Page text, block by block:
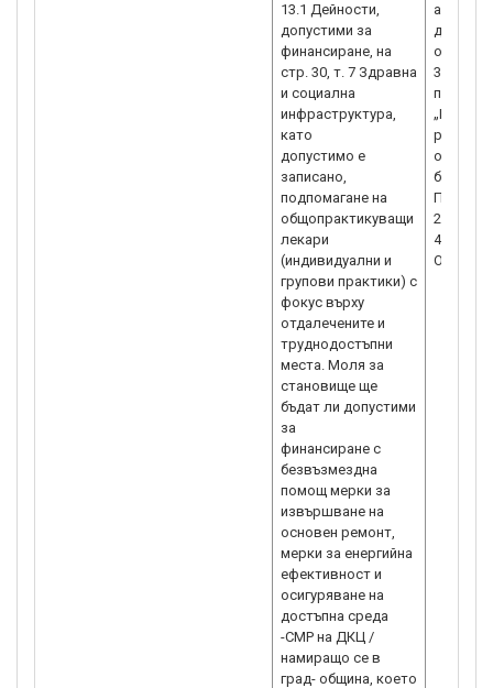
13.1 Дейности,
допустими за
финансиране, на
стр. 30, т. 7 Здравна
и социална
инфраструктура,
като
допустимо е
записано,
подпомагане на
общопрактикуващи
лекари
(индивидуални и
групови практики) с
фокус върху
отдалечените и
труднодостъпни
места. Моля за
становище ще
бъдат ли допустими
за
финансиране с
безвъзмездна
помощ мерки за
извършване на
основен ремонт,
мерки за енергийна
ефективност и
осигуряване на
достъпна среда
-СМР на ДКЦ /
намиращо се в
град- община, което
3. В
били
2021-
4. Моля
Община